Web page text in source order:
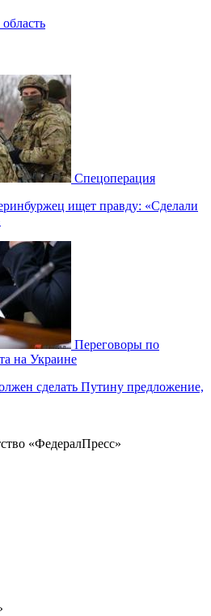
Спецоперация
ищет правду: «Сделали
Переговоры по
на Украине
сделать Путину предложение,
«ФедералПресс»